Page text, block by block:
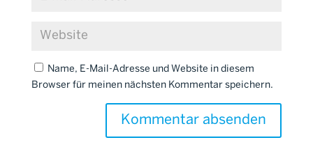
Name, E-Mail-Adresse und Website in diesem
Browser für meinen nächsten Kommentar speichern.